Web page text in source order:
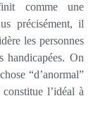
comme une
précisément, il
les personnes
handicapées. On
“d’anormal”
l’idéal à